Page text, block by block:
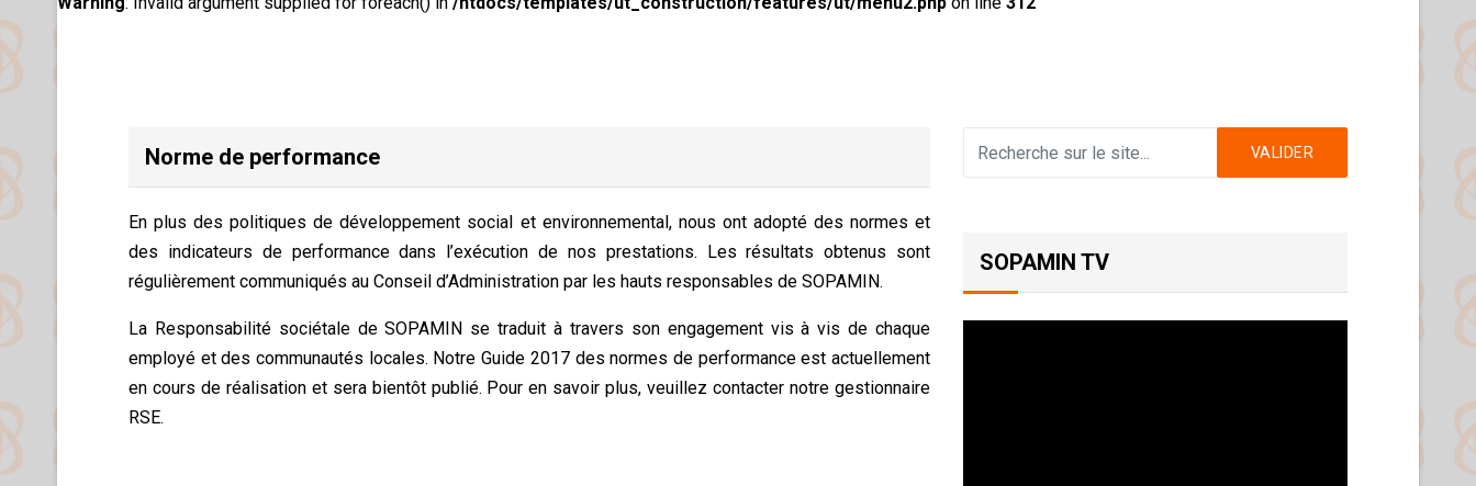
Norme de performance
En plus des politiques de développement social et environnemental, nous ont adopté des normes et
des indicateurs de performance dans l’exécution de nos prestations. Les résultats obtenus sont
régulièrement communiqués au Conseil d’Administration par les hauts responsables de SOPAMIN.
La Responsabilité sociétale de SOPAMIN se traduit à travers son engagement vis à vis de chaque
employé et des communautés locales. Notre Guide 2017 des normes de performance est actuellement
en cours de réalisation et sera bientôt publié. Pour en savoir plus, veuillez contacter notre gestionnaire
RSE.
VALIDER
SOPAMIN TV